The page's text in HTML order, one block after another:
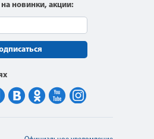
новинки, акции: